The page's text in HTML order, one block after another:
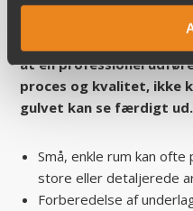
kræver, så der findes
at en professionel
proces og kvalitet, ikke
gulvet kan se færdigt ud.
Små, enkle rum kan
store eller detaljerede
Forberedelse af